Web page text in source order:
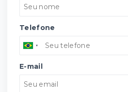
Telefone
E-mail